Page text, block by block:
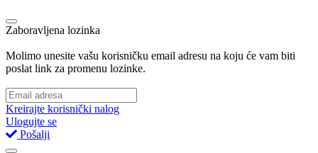
Zaboravljena lozinka
Molimo unesite vašu korisničku email adresu na koju će vam biti
poslat link za promenu lozinke.
Kreirajte korisnički nalog
Ulogujte se
Pošalji